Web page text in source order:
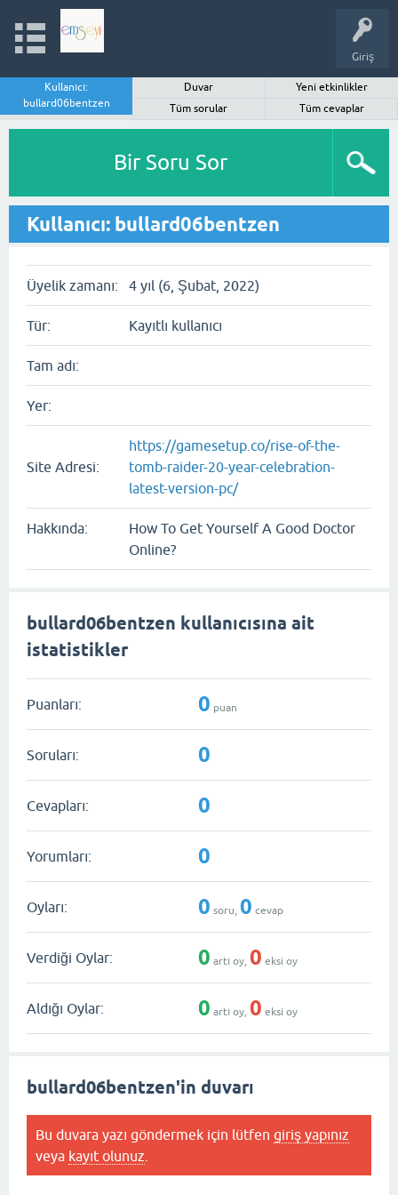
Giriş
Kullanıcı:
bullard06bentzen
Duvar
Yeni etkinlikler
Tüm sorular
Tüm cevaplar
Bir Soru Sor
Kullanıcı: bullard06bentzen
Üyelik zamanı: 4 yıl (6, Şubat, 2022)
Tür: Kayıtlı kullanıcı
Tam adı:
Yer:
Site Adresi:
https://gamesetup.co/rise-of-the-
tomb-raider-20-year-celebration-
latest-version-pc/
Hakkında:
How To Get Yourself A Good Doctor
Online?
bullard06bentzen kullanıcısına ait
istatistikler
Puanları: 0 puan
Soruları: 0
Cevapları: 0
Yorumları: 0
Oyları: 0 soru, 0 cevap
Verdiği Oylar: 0 artı oy, 0 eksi oy
Aldığı Oylar: 0 artı oy, 0 eksi oy
bullard06bentzen'in duvarı
Bu duvara yazı göndermek için lütfen giriş yapınız
veya kayıt olunuz